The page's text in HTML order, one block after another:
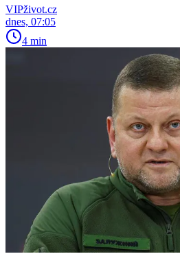
VIPživot.cz
dnes, 07:05
4 min